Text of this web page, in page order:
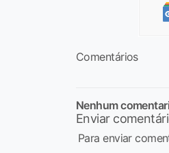
Comentários
Nenhum
Enviar
Para enviar